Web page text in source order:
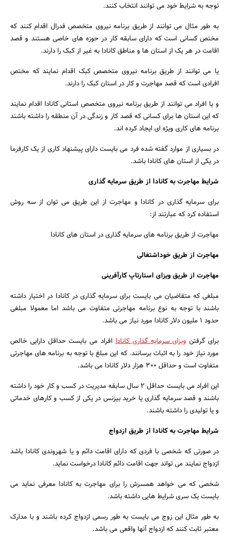
توجه به شرایط خود می توانند انتخاب کنند.
به طور مثال می توانند از طریق برنامه نیروی متخصص فدرال اقدام کنند که
مختص کسانی است که دارای سابقه کار در حوزه های خاصی هستند و قصد
اقامت در هر یک از استان ها و مناطق کانادا به غیر از کبک را دارند.
یا می توانند از طریق برنامه نیروی متخصص کبک اقدام نمایند که مختص
افرادی است که قصد مهاجرت و کار در استان کبک را دارند.
و یا افراد می توانند از طریق برنامه نیروی متخصص استانی کانادا اقدام نمایند
که این استان ها برای کسانی که قصد کار و زندگی در آن منطقه را داشته باشند
برنامه های کاری ویژه ای ایجاد کرده اند.
در بسیاری از موارد گفته شده فرد می بایست دارای پیشنهاد کاری از یک کارفرما
در یکی از استان های کانادا باشد.
شرایط مهاجرت به کانادا از طریق سرمایه گذاری
برای سرمایه گذاری در کانادا و مهاجرت از این طریق می توان از سه روش
استفاده کرد که عبارتند از:
مهاجرت از طریق برنامه های سرمایه گذاری در استان های کانادا
مهاجرت از طریق خوداشتغالی
مهاجرت از طریق ویزای استارتاپ کارآفرینی
مبلغی که متقاضیان می بایست برای سرمایه گذاری در کانادا در اختیار داشته
باشند با توجه به نوع برنامه مهاجرتی متفاوت می باشد اما معمولا مبلغی
حدود ۱ ملیون دلار کانادا مورد نیاز می باشد.
برای گرفتنویزای سرمایه گذاری کانادا افراد می بایست حداقل دارایی خالص
مورد نیاز خود را به اثبات برسانند. که این مبلغ با توجه به برنامه های مهاجرتی
متفاوت است و حداقل ۳۰۰ هزار دلار کانادا می باشد.
این افراد می بایست حداقل ۲ سال سابقه مدیریت در کسب و کار خود را داشته
باشند و قصد سرمایه گذاری یا خرید بیزنس در یکی از کسب و کارهای خدماتی
و یا تولیدی را داشته باشند.
شرایط مهاجرت به کانادا از طریق ازدواج
در صورتی که شخصی با فردی که دارای اقامت دائم و یا شهروندی کانادا باشد
ازدواج نمایند می تواند جهت اقامت دائم کانادا درخواست نماید.
شخصی که می خواهد همسرش را برای مهاجرت به کانادا معرفی نماید می
بایست یک سری شرایط هایی داشته باشد.
به طور مثال این زوج می بایست به طور رسمی ازدواج کرده باشند و با مدارک
معتبر ثابت کنند که ازدواج آنها واقعی می باشد.